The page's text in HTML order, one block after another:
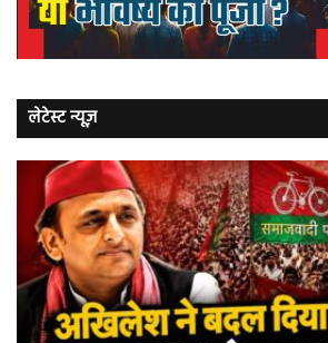
लेटेस्ट न्यूज़